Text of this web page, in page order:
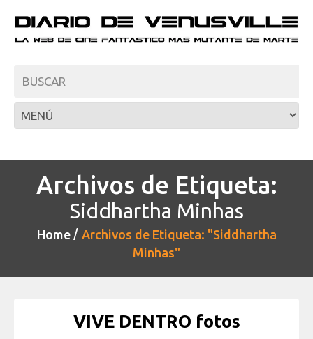
Archivos de Etiqueta:
Siddhartha Minhas
Home
Archivos de Etiqueta: "Siddhartha
Minhas"
VIVE DENTRO fotos